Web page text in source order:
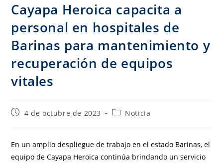
Cayapa Heroica capacita a
personal en hospitales de
Barinas para mantenimiento y
recuperación de equipos
vitales
4 de octubre de 2023 Noticia
En un amplio despliegue de trabajo en el estado Barinas, el
equipo de Cayapa Heroica continúa brindando un servicio